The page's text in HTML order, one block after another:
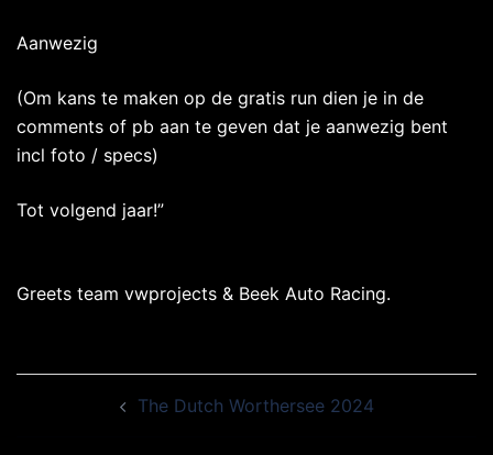
Aanwezig
(Om kans te maken op de gratis run dien je in de
comments of pb aan te geven dat je aanwezig bent
incl foto / specs)
Tot volgend jaar!”
Greets team vwprojects & Beek Auto Racing.
The Dutch Worthersee 2024